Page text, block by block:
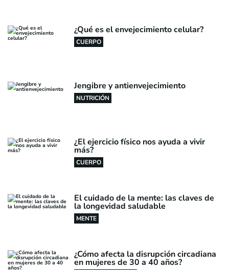
¿Qué es el envejecimiento celular?
CUERPO
Jengibre y antienvejecimiento
NUTRICIÓN
¿El ejercicio físico nos ayuda a vivir
más?
CUERPO
El cuidado de la mente: las claves de
la longevidad saludable
MENTE
¿Cómo afecta la disrupción circadiana
en mujeres de 30 a 40 años?